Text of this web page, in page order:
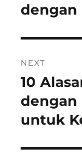
dengan
NEXT
Next
post:
10
dengan
untuk